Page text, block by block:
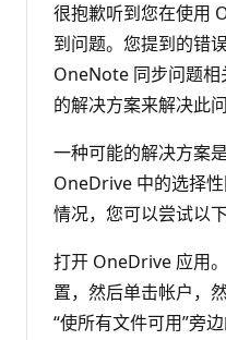
很抱歉听到您在使用
到问题。您提到的错
OneNote 同步问题
的解决方案来解决此问
一种可能的解决方案
OneDrive 中的选择
情况，您可以尝试以
打开 OneDrive 应用
置，然后单击帐户，
“使所有文件可用”旁